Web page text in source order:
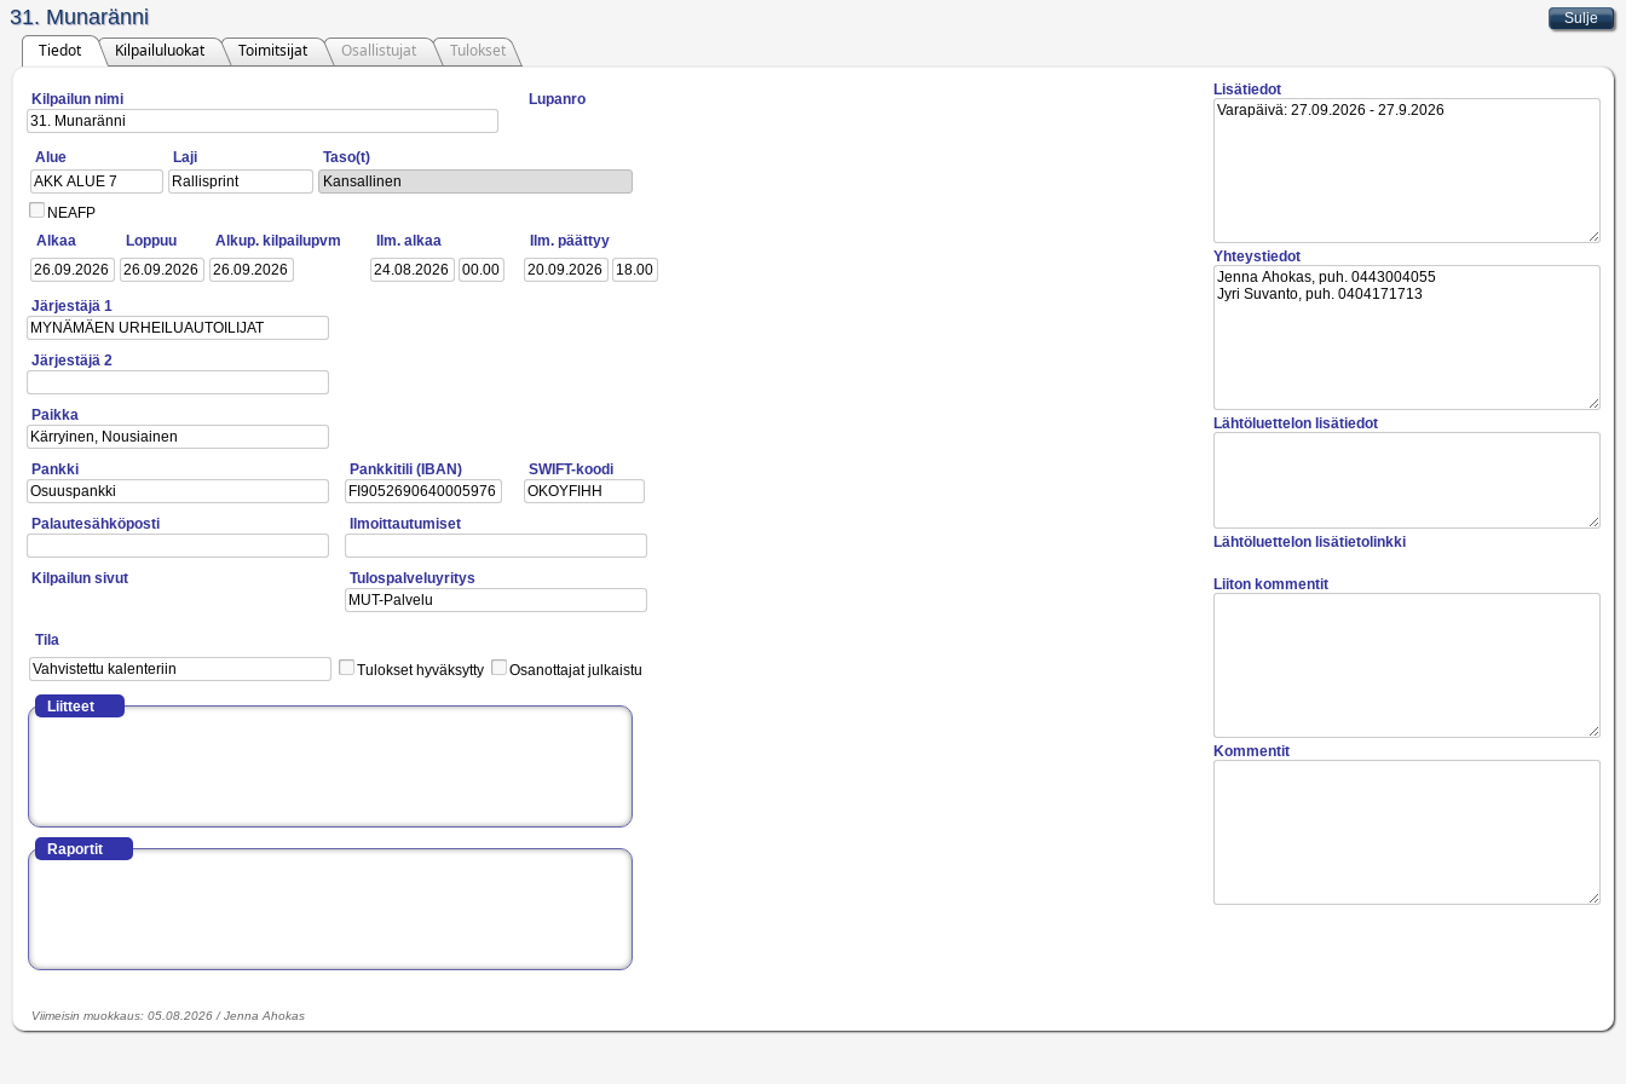
31. Munaränni
Tiedot Kilpailuluokat Toimitsijat Osallistujat Tulokset
Lisätiedot
Yhteystiedot
Lähtöluettelon lisätiedot
Lähtöluettelon lisätietolinkki
Liiton kommentit
Kommentit
Kilpailun nimi Lupanro
Alue Laji
Taso(t)
Kansallinen
NEAFP
Alkaa
Loppuu Alkup. kilpailupvm Ilm. alkaa Ilm. päättyy
Järjestäjä 1
Järjestäjä 2
Paikka
Pankki Pankkitili (IBAN) SWIFT-koodi
Palautesähköposti Ilmoittautumiset
Kilpailun sivut Tulospalveluyritys
Tila
Tulokset hyväksytty
Osanottajat julkaistu
Liitteet
Raportit
Viimeisin muokkaus: 05.08.2026 /Jenna Ahokas